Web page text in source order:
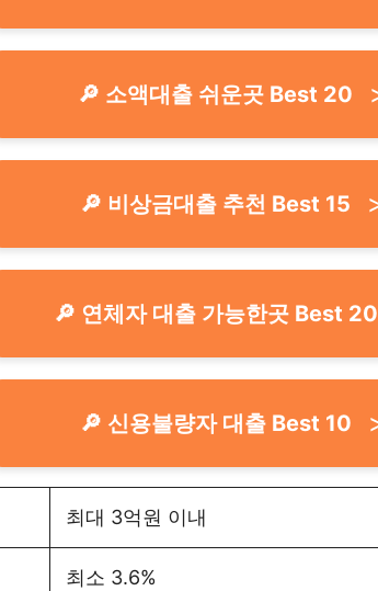
🔎 소액대출 쉬운곳 Best 20
🔎 비상금대출 추천 Best 15
🔎 연체자 대출 가능한곳 Best 20
🔎 신용불량자 대출 Best 10
최대 3억원 이내
최소 3.6%